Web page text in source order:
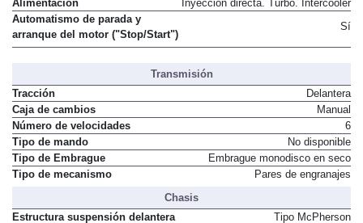
Alimentación
Inyección directa. Turbo. Intercooler
Automatismo de parada y
arranque del motor ("Stop/Start")
Sí
Transmisión
Tracción
Delantera
Caja de cambios
Manual
Número de velocidades
6
Tipo de mando
No disponible
Tipo de Embrague
Embrague monodisco en seco
Tipo de mecanismo
Pares de engranajes
Chasis
Estructura suspensión delantera
Tipo McPherson